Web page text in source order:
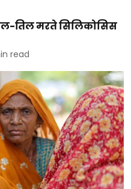
तिल मरते सिलिकोसिस
read